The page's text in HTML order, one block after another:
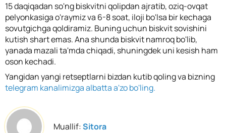
15 daqiqadan so'ng biskvitni qolipdan ajratib, oziq-ovqat
pelyonkasiga o'raymiz va 6-8 soat, iloji bo'lsa bir kechaga
sovutgichga qoldiramiz. Buning uchun biskvit sovishini
kutish shart emas. Ana shunda biskvit namroq bo'lib,
yanada mazali ta'mda chiqadi, shuningdek uni kesish ham
oson kechadi.
Yangidan yangi retseptlarni bizdan kutib qoling va bizning
telegram kanalimizga albatta a'zo bo'ling.
Muallif:Sitora